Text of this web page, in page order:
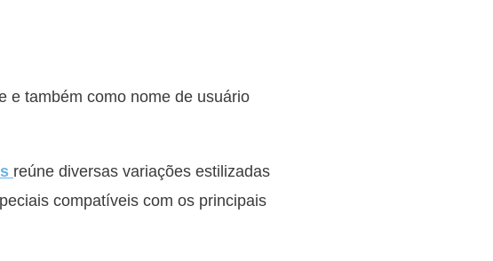
e também como nome de usuário
reúne diversas variações estilizadas
compatíveis com os principais